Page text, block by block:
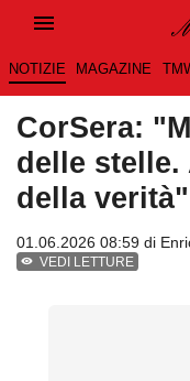
NOTIZIE MAGAZINE
CorSera:
delle stelle.
della verità"
01.06.2026 08:59 di
VEDI LETTURE